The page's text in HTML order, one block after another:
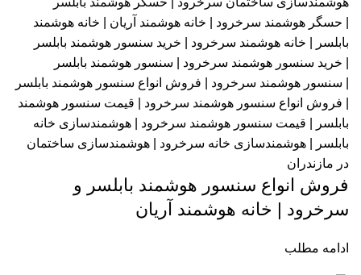
فروش انواع سنسور هوشمند بابلسر و
سرخرود | خانه هوشمند آریان
ادامه مطلب